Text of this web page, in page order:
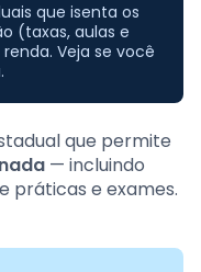
que isenta os
(taxas, aulas e
Veja se você
que permite
— incluindo
práticas e exames.